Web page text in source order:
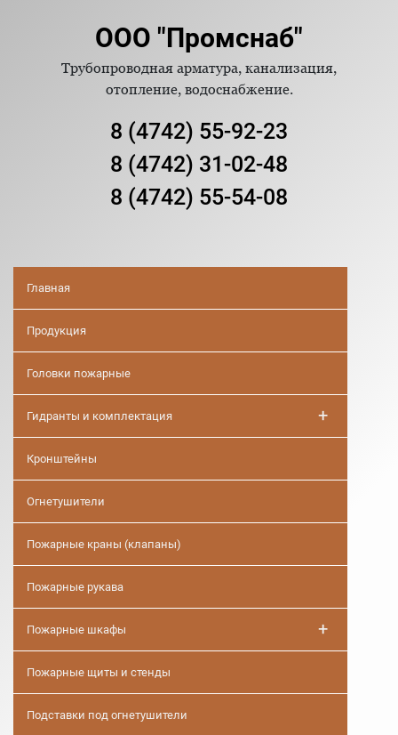
ООО "Промснаб"
Трубопроводная арматура, канализация,
отопление, водоснабжение.
8 (4742) 55-92-23
8 (4742) 31-02-48
8 (4742) 55-54-08
Главная
Продукция
Головки пожарные
Гидранты и комплектация +
Кронштейны
Огнетушители
Пожарные краны (клапаны)
Пожарные рукава
Пожарные шкафы +
Пожарные щиты и стенды
Подставки под огнетушители